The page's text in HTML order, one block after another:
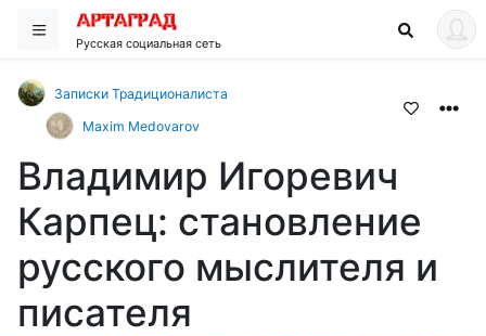
Русская социальная сеть
Записки Традиционалиста
Maxim Medovarov
Владимир Игоревич
Карпец: становление
русского мыслителя и
писателя